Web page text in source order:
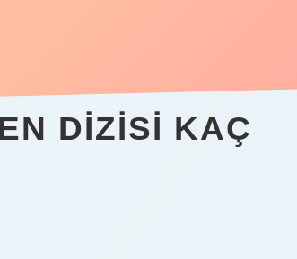
DIZISI KAÇ